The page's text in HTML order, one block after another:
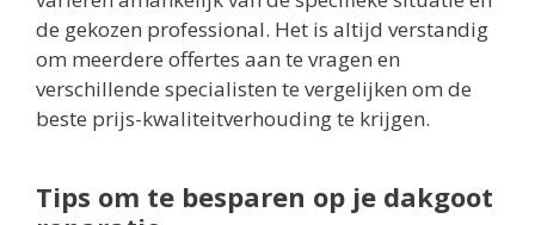
de gekozen professional. Het is altijd verstandig
om meerdere offertes aan te vragen en
verschillende specialisten te vergelijken om de
beste prijs-kwaliteitverhouding te krijgen.
Tips om te besparen op je dakgoot